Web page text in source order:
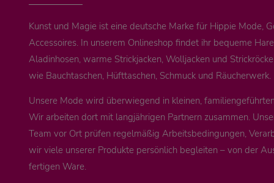
Kunst und Magie ist eine deutsche Marke für Hippie Mode,
Accessoires. In unserem Onlineshop findet ihr bequeme
Aladinhosen, warme Strickjacken, Wolljacken und
wie Bauchtaschen, Hüfttaschen, Schmuck und Räucherwerk.
Unsere Mode wird überwiegend in kleinen,
Wir arbeiten dort mit langjährigen Partnern zusammen.
Team vor Ort prüfen regelmäßig Arbeitsbedingungen,
wir viele unserer Produkte persönlich begleiten – von der
fertigen Ware.